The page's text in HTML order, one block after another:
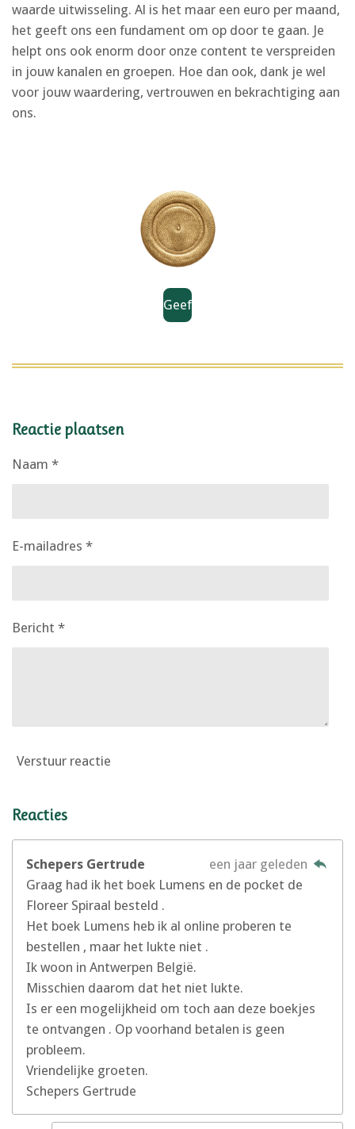
waarde uitwisseling. Al is het maar een euro per maand,
het geeft ons een fundament om op door te gaan. Je
helpt ons ook enorm door onze content te verspreiden
in jouw kanalen en groepen. Hoe dan ook, dank je wel
voor jouw waardering, vertrouwen en bekrachtiging aan
ons.
Geef
Reactie plaatsen
Naam *
E-mailadres *
Bericht *
Verstuur reactie
Reacties
Schepers Gertrude
een jaar geleden
Graag had ik het boek Lumens en de pocket de
Floreer Spiraal besteld .
Het boek Lumens heb ik al online proberen te
bestellen , maar het lukte niet .
Ik woon in Antwerpen België.
Misschien daarom dat het niet lukte.
Is er een mogelijkheid om toch aan deze boekjes
te ontvangen . Op voorhand betalen is geen
probleem.
Vriendelijke groeten.
Schepers Gertrude